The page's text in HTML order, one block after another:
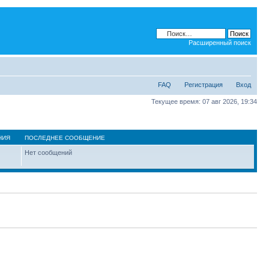
Расширенный поиск
FAQ Регистрация Вход
Текущее время: 07 авг 2026, 19:34
ПОСЛЕДНЕЕ СООБЩЕНИЕ
Нет сообщений